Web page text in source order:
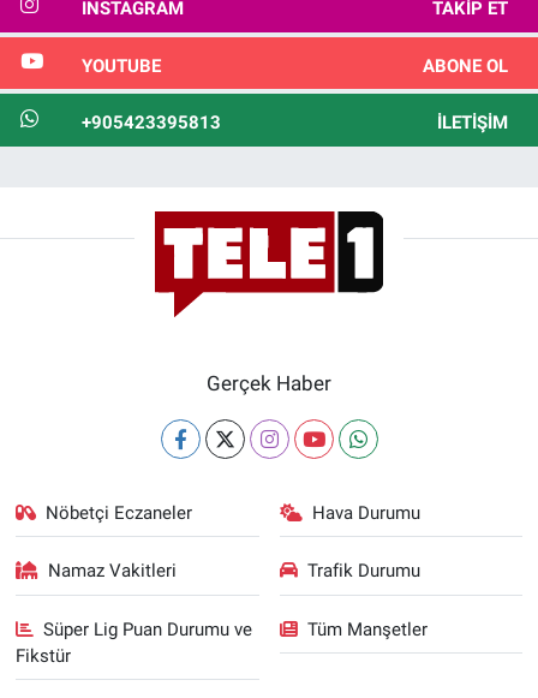
INSTAGRAM TAKIP ET
YOUTUBE ABONE OL
+905423395813 İLETIŞIM
Gerçek Haber
Nöbetçi Eczaneler Hava Durumu
Namaz Vakitleri Trafik Durumu
Süper Lig Puan Durumu ve
Fikstür
Tüm Manşetler